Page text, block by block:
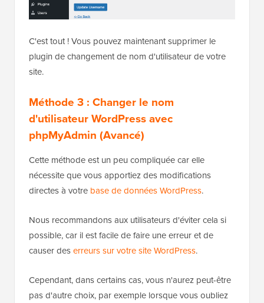
C'est tout ! Vous pouvez maintenant supprimer le
plugin de changement de nom d'utilisateur de votre
site.
Méthode 3 : Changer le nom
d'utilisateur WordPress avec
phpMyAdmin (Avancé)
Cette méthode est un peu compliquée car elle
nécessite que vous apportiez des modifications
directes à votre base de données WordPress.
Nous recommandons aux utilisateurs d'éviter cela si
possible, car il est facile de faire une erreur et de
causer deserreurs sur votre site WordPress.
Cependant, dans certains cas, vous n'aurez peut-être
pas d'autre choix, par exemple lorsque vous oubliez